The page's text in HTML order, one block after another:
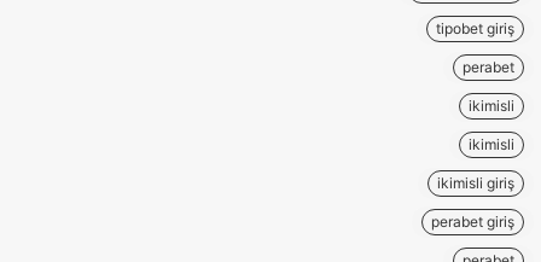
tipobet giriş
perabet
ikimisli
ikimisli
ikimisli giriş
perabet giriş